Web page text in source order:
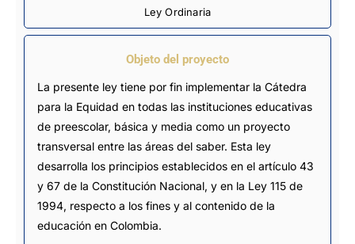
Ley Ordinaria
Objeto del proyecto
La presente ley tiene por fin implementar la Cátedra
para la Equidad en todas las instituciones educativas
de preescolar, básica y media como un proyecto
transversal entre las áreas del saber. Esta ley
desarrolla los principios establecidos en el artículo 43
y 67 de la Constitución Nacional, y en la Ley 115 de
1994, respecto a los fines y al contenido de la
educación en Colombia.